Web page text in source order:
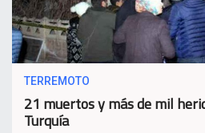
TERREMOTO
21 muertos y más de mil
Turquía